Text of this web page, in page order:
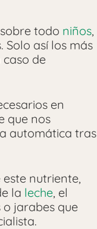
todo niños,
así los más
de
en
que nos
automática tras
nutriente,
la leche, el
jarabes que